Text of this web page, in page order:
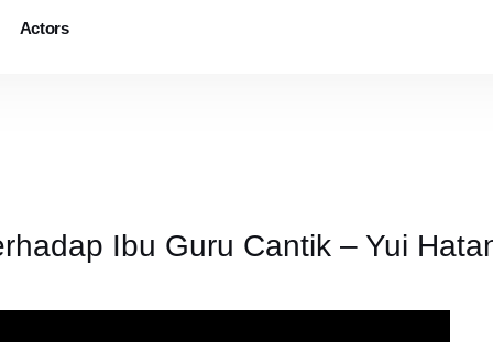
Actors
Ibu Guru Cantik – Yui